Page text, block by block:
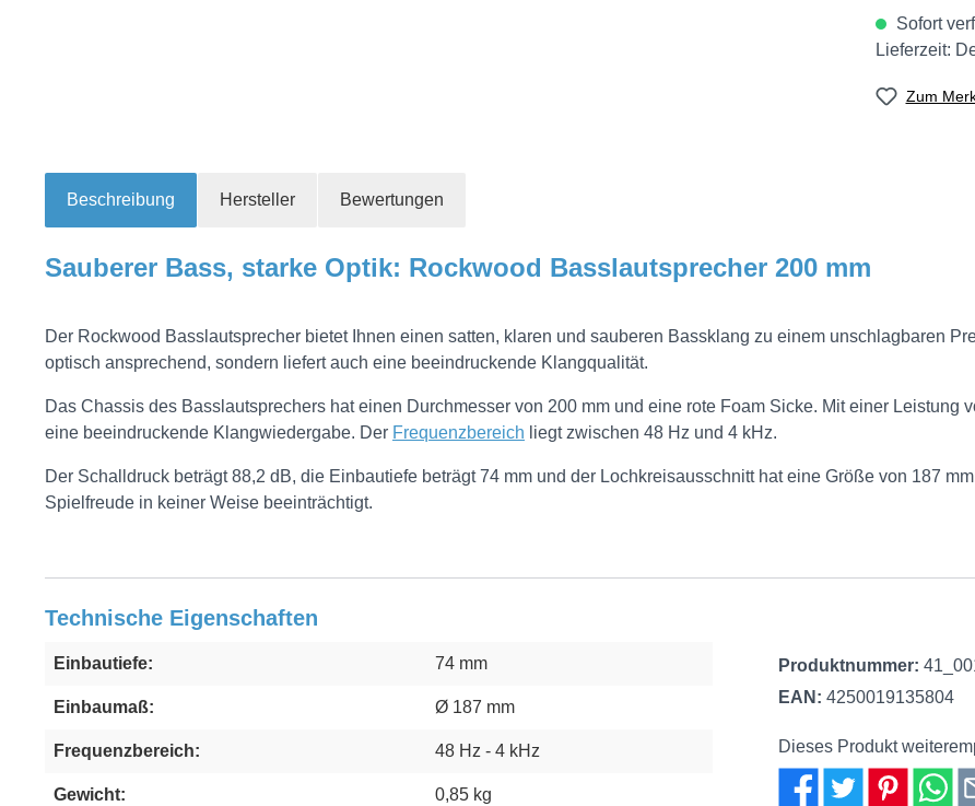
Sofort
Lieferzeit:
Zum
Beschreibung Hersteller Bewertungen
Sauberer Bass, starke Optik: Rockwood Basslautsprecher 200 mm
Der Rockwood Basslautsprecher bietet Ihnen einen satten, klaren und sauberen Bassklang zu einem unschlagbaren
optisch ansprechend, sondern liefert auch eine beeindruckende Klangqualität.
Das Chassis des Basslautsprechers hat einen Durchmesser von 200 mm und eine rote Foam Sicke. Mit einer Leistung
eine beeindruckende Klangwiedergabe. Der Frequenzbereich liegt zwischen 48 Hz und 4 kHz.
Der Schalldruck beträgt 88,2 dB, die Einbautiefe beträgt 74 mm und der Lochkreisausschnitt hat eine Größe von 187
Spielfreude in keiner Weise beeinträchtigt.
Technische Eigenschaften
Einbautiefe: 74 mm
Einbaumaß: Ø 187 mm
Frequenzbereich: 48 Hz - 4 kHz
Gewicht: 0,85 kg
Produktnummer:
EAN: 4250019135804
Dieses Produkt